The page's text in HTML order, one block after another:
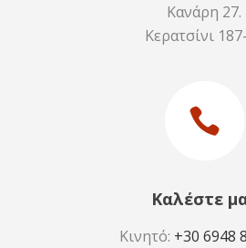
Κανάρη 27.
Κερατσίνι
Καλέστε
Κινητό: +30 6948